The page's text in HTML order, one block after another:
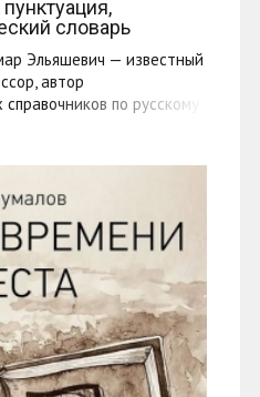
словарь
Эльяшевич — известный
автор
по русскому